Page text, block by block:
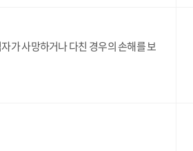
가 사망하거나 다친 경우의 손해를 보